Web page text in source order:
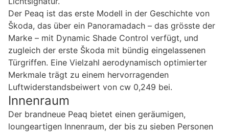
Der Peaq ist das erste Modell in der Geschichte von
Škoda, das über ein Panoramadach – das grösste der
Marke – mit Dynamic Shade Control verfügt, und
zugleich der erste Škoda mit bündig eingelassenen
Türgriffen. Eine Vielzahl aerodynamisch optimierter
Merkmale trägt zu einem hervorragenden
Luftwiderstandsbeiwert von cw 0,249 bei.
Innenraum
Der brandneue Peaq bietet einen geräumigen,
loungeartigen Innenraum, der bis zu sieben Personen